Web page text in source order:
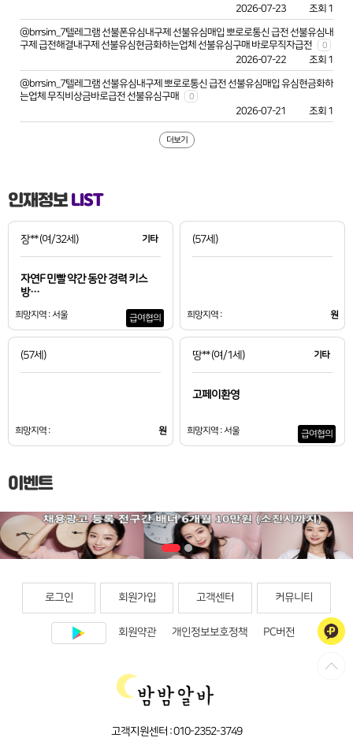
조회 1
2026-07-23
@brrsim_7텔레그램 선불폰유심내구제 선불유심매입 뽀로로통신 급전 선불유심내
구제 급전해결내구제 선불유심현금화하는업체 선불유심구매 바로무직자급전
0
조회 1
2026-07-22
@brrsim_7텔레그램 선불유심내구제 뽀로로통신 급전 선불유심매입 유심현금화하
는업체 무직비상금바로급전 선불유심구매
0
조회 1
2026-07-21
더보기
인재정보LIST
장**(여/32세) 기타
자연F 민빨 약간 동안 경력 키스
방…
희망지역 : 서울 급여협의
(57세)
희망지역 : 원
(57세)
희망지역 : 원
땅**(여/1세) 기타
고페이환영
희망지역 : 서울 급여협의
이벤트
로그인 회원가입 고객센터 커뮤니티
회원약관 개인정보보호정책 PC버전
고객지원센터 :010-2352-3749